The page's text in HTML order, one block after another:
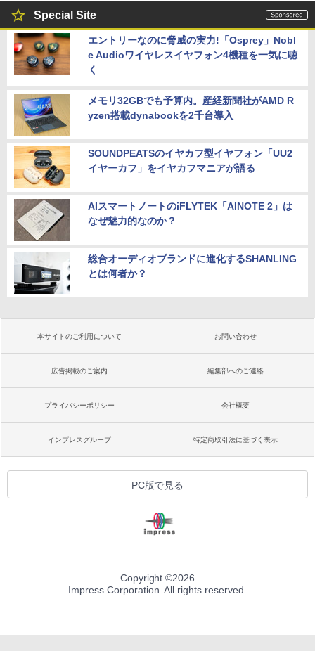
Special Site
エントリーなのに脅威の実力!「Osprey」Nobl
e Audioワイヤレスイヤフォン4機種を一気に聴
く
メモリ32GBでも予算内。産経新聞社がAMD R
yzen搭載dynabookを2千台導入
SOUNDPEATSのイヤカフ型イヤフォン「UU2
イヤーカフ」をイヤカフマニアが語る
AIスマートノートのiFLYTEK「AINOTE 2」は
なぜ魅力的なのか？
総合オーディオブランドに進化するSHANLING
とは何者か？
本サイトのご利用について お問い合わせ
広告掲載のご案内 編集部へのご連絡
プライバシーポリシー 会社概要
インプレスグループ 特定商取引法に基づく表示
PC版で見る
Copyright ©2026
Impress Corporation. All rights reserved.